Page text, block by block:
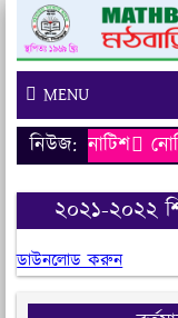
MENU
নিউজ:নোটিশ
২০২১-২০২২
ডাউনলোড করুন